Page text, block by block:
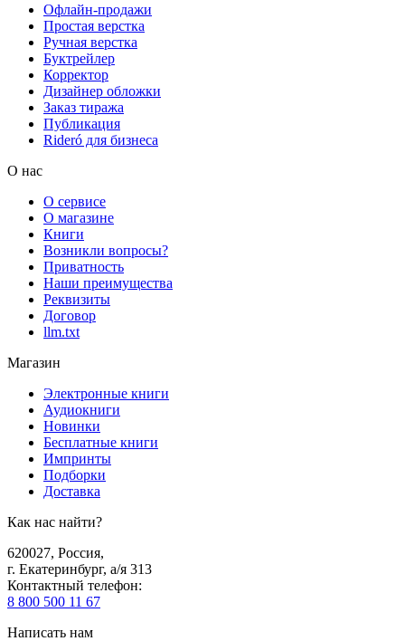
Офлайн-продажи
Простая верстка
Ручная верстка
Буктрейлер
Корректор
Дизайнер обложки
Заказ тиража
Публикация
Rideró для бизнеса
О нас
О сервисе
О магазине
Книги
Возникли вопросы?
Приватность
Наши преимущества
Реквизиты
Договор
llm.txt
Магазин
Электронные книги
Аудиокниги
Новинки
Бесплатные книги
Импринты
Подборки
Доставка
Как нас найти?
620027, Россия,
г. Екатеринбург, а/я 313
Контактный телефон:
8 800 500 11 67
Написать нам